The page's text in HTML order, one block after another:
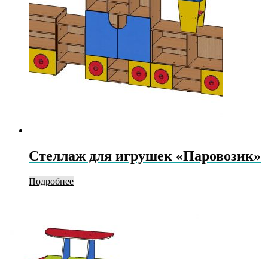
Стеллаж для игрушек «Паровозик»
Подробнее